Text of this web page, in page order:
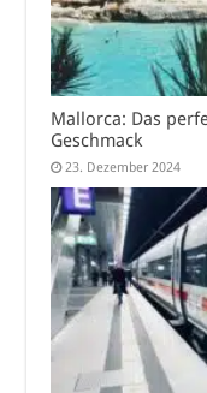
Mallorca: Das
Geschmack
23. Dezember 2024